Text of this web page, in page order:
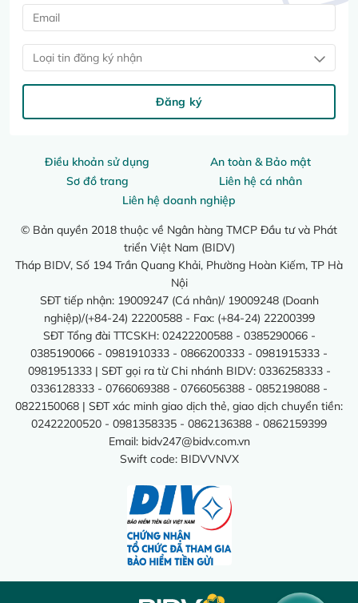
Điều khoản sử dụng
An toàn & Bảo mật
Sơ đồ trang
Liên hệ cá nhân
Liên hệ doanh nghiệp
© Bản quyền 2018 thuộc về Ngân hàng TMCP Đầu tư và Phát
triển Việt Nam (BIDV)
Tháp BIDV, Số 194 Trần Quang Khải, Phường Hoàn Kiếm, TP Hà
Nội
SĐT tiếp nhận: 19009247 (Cá nhân)/ 19009248 (Doanh
nghiệp)/(+84-24) 22200588 - Fax: (+84-24) 22200399
SĐT Tổng đài TTCSKH: 02422200588 - 0385290066 -
0385190066 - 0981910333 - 0866200333 - 0981915333 -
0981951333 | SĐT gọi ra từ Chi nhánh BIDV: 0336258333 -
0336128333 - 0766069388 - 0766056388 - 0852198088 -
0822150068 | SĐT xác minh giao dịch thẻ, giao dịch chuyển tiền:
02422200520 - 0981358335 - 0862136388 - 0862159399
Email: bidv247@bidv.com.vn
Swift code: BIDVVNVX
Loại tin đăng ký nhận
Đăng ký